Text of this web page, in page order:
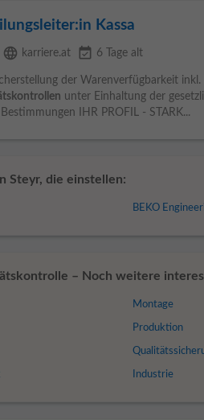
Kassa
language karriere.at event_available 6 Tage alt
der Warenverfügbarkeit
unter Einhaltung der
IHR PROFIL - STARK...
Steyr, die einstellen:
BEKO
– Noch weitere
Montage
Produktion
Industrie